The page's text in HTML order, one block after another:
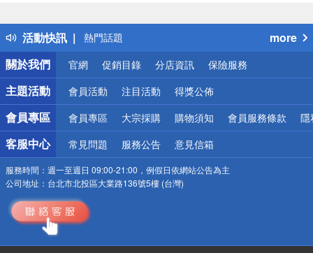
活動快訊
得獎公告
熱門話題
銀行優惠
偏遠地區配送
詐騙網頁！請小心！
more
關於我們
官網 促銷目錄 分店資訊 保險服務
主題活動 會員活動 注目活動 得獎公佈
會員專區 會員專區 大宗採購 購物須知 會員服務條款 隱
客服中心 常見問題 服務公告 意見信箱
服務時間： 週一至週日 09:00-21:00，例假日依網站公告為主
公司地址： 台北市北投區大業路136號5樓 (台灣)